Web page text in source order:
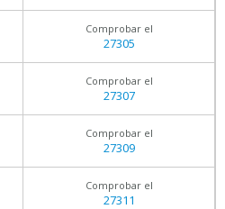
Comprobar el
27305
Comprobar el
27307
Comprobar el
27309
Comprobar el
27311